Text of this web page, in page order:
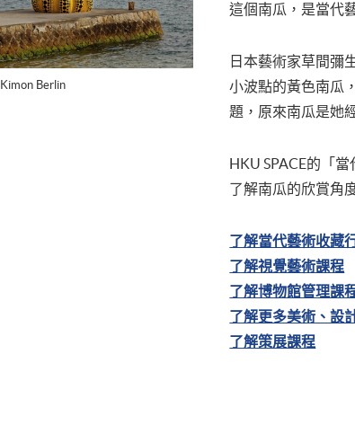
這個南瓜，是當代
日本藝術家草間彌
小波點的黃色南瓜
題，原來南瓜是她
HKU SPACE的「
了解南瓜的欣賞角
了解當代藝術收藏
了解視覺藝術課程
了解博物館管理課
了解更多美術、設
了解策展課程
Berlin